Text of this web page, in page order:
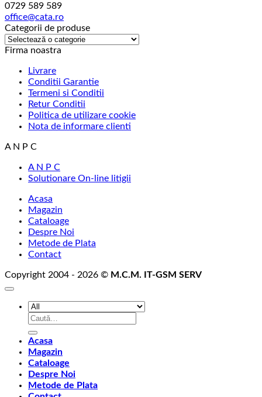
0729 589 589
office@cata.ro
Categorii de produse
Firma noastra
Livrare
Conditii Garantie
Termeni si Conditii
Retur Conditii
Politica de utilizare cookie
Nota de informare clienti
A N P C
A N P C
Solutionare On-line litigii
Acasa
Magazin
Cataloage
Despre Noi
Metode de Plata
Contact
Copyright 2004 - 2026 © M.C.M. IT-GSM SERV
Caută
Acasa
Magazin
Cataloage
Despre Noi
Metode de Plata